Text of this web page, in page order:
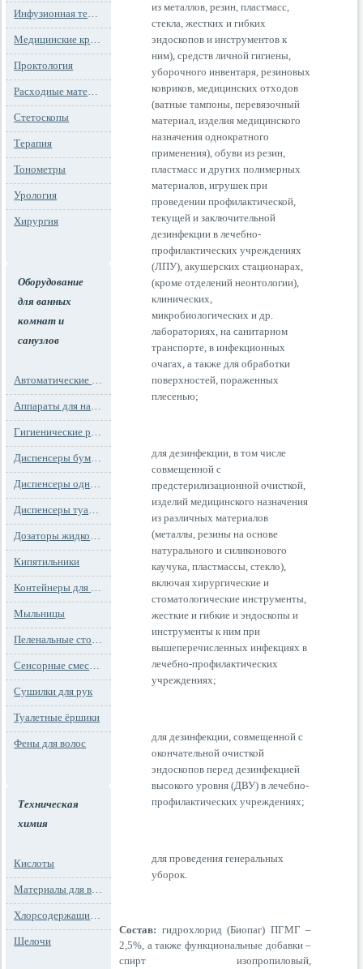
Инфузионная терапия
Медицинские кресла
Проктология
Расходные материалы
Стетоскопы
Терапия
Тонометры
Урология
Хирургия
Оборудование
для ванных
комнат и
санузлов
Автоматические освежители воздуха
Аппараты для надевания бахил
Гигиенические расходные материалы
Диспенсеры бумажных полотенец
Диспенсеры одноразовых сидений на унитаз
Диспенсеры туалетной бумаги
Дозаторы жидкого мыла
Кипятильники
Контейнеры для мусора
Мыльницы
Пеленальные столы и детские сидения
Сенсорные смесители
Сушилки для рук
Туалетные ёршики
Фены для волос
Техническая
химия
Кислоты
Материалы для водоподготовки
Хлорсодержащие препараты
Щелочи
из металлов, резин, пластмасс,
стекла, жестких и гибких
эндоскопов и инструментов к
ним), средств личной гигиены,
уборочного инвентаря, резиновых
ковриков, медицинских отходов
(ватные тампоны, перевязочный
материал, изделия медицинского
назначения однократного
применения), обуви из резин,
пластмасс и других полимерных
материалов, игрушек при
проведении профилактической,
текущей и заключительной
дезинфекции в лечебно-
профилактических учреждениях
(ЛПУ), акушерских стационарах,
(кроме отделений неонтологии),
клинических,
микробиологических и др.
лабораториях, на санитарном
транспорте, в инфекционных
очагах, а также для обработки
поверхностей, пораженных
плесенью;
для дезинфекции, в том числе
совмещенной с
предстерилизационной очисткой,
изделий медицинского назначения
из различных материалов
(металлы, резины на основе
натурального и силиконового
каучука, пластмассы, стекло),
включая хирургические и
стоматологические инструменты,
жесткие и гибкие и эндоскопы и
инструменты к ним при
вышеперечисленных инфекциях в
лечебно-профилактических
учреждениях;
для дезинфекции, совмещенной с
окончательной очисткой
эндоскопов перед дезинфекцией
высокого уровня (ДВУ) в лечебно-
профилактических учреждениях;
для проведения генеральных
уборок.
Состав: гидрохлорид (Биопаг) ПГМГ –
2,5%, а также функциональные добавки –
спирт изопропиловый,